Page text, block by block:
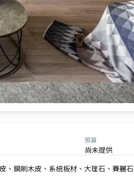
預算
尚未提供
、鋼刷木皮、系統板材、大理石、賽麗石